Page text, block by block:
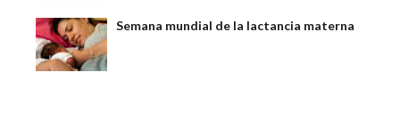
Semana mundial de la lactancia materna